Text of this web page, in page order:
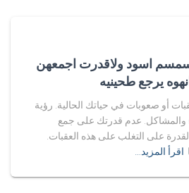
اسود ولاقدرت اجمعهن
يرجع طحينيه
أو صعوبات في حياتك الحالية. رؤية
والمشاكل. عدم قدرتك على جمع
على التغلب على هذه العقبات.
اقرأ المزيد…